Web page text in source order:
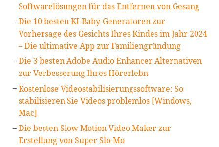
Softwarelösungen für das Entfernen von Gesang
Die 10 besten KI-Baby-Generatoren zur
Vorhersage des Gesichts Ihres Kindes im Jahr 2024
– Die ultimative App zur Familiengründung
Die 3 besten Adobe Audio Enhancer Alternativen
zur Verbesserung Ihres Hörerlebn
Kostenlose Videostabilisierungssoftware: So
stabilisieren Sie Videos problemlos [Windows,
Mac]
Die besten Slow Motion Video Maker zur
Erstellung von Super Slo-Mo